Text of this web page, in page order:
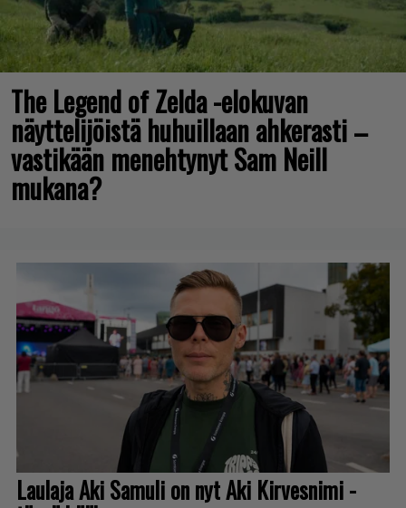
The Legend of Zelda -elokuvan
näyttelijöistä huhuillaan ahkerasti –
vastikään menehtynyt Sam Neill
mukana?